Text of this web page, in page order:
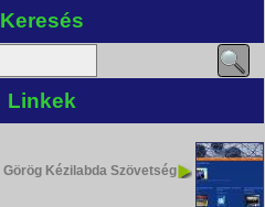
Keresés
Linkek
Görög Kézilabda Szövetség